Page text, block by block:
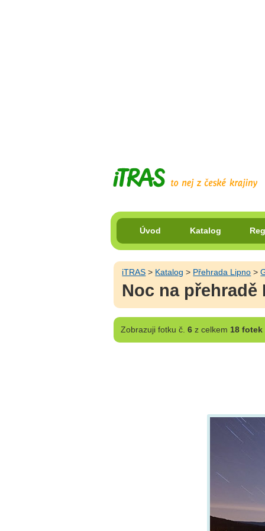
Úvod Katalog
iTRAS > Katalog > Přehrada Lipno >
Noc na přehradě
Zobrazujifotku č. 6z celkem 18 fotek